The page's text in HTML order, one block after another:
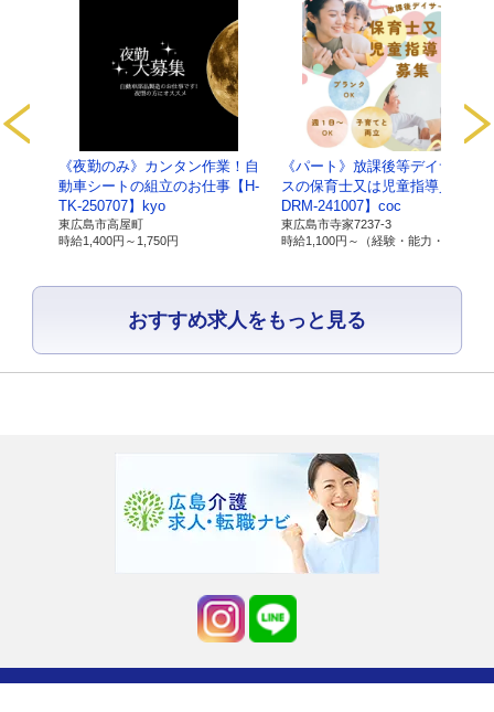
【保有個人データ及び第三者提供記録に
1.当社の名
称及び住
所、代表者
の氏名
名称：有限会社ライブワーク
住所：広島県東広島市寺家駅前14番28号 寺家駅ノ
代表者：磯部 順司
氏名：大近清隆
連絡先：082-493-8033
・ お客様の個人情報は、当社の総合人材サ
お問い合わせ、資料請求をいただいた方の個
・当社の各事業に関するお問い合わせの方の
・ご要望いただいた資料の送付などに利用し
当社が直接取得した採用応募者の個人情報
当社の従業者情報
・人事労務管理、業務管理、福利厚生、健
・法律で特定された「社会保険手続き」、「
おすすめ求人をもっと見る
《夜勤のみ》カンタン作業！自
動車シートの組立のお仕事【H-
TK-250707】kyo
東広島市高屋町
時給1,400円～ 1,750円
《パート》放課後等デイサービ
スの保育士又は児童指導員【C-
DRM-241007】coc
東広島市寺家7237-3
時給1,100円～ （経験・能力・資格により 優遇）